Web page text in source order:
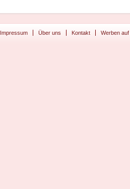
Impressum Über uns Kontakt Werben